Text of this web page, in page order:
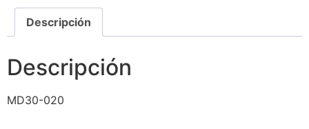
Descripción
Descripción
MD30-020